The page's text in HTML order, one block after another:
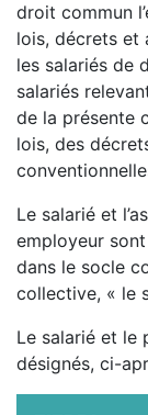
droit commun
lois, décrets et
les salariés de
salariés
de la présente
lois, des
Le salarié et
employeur sont
dans le socle
collective, « le
Le salarié et le
désignés, ci-